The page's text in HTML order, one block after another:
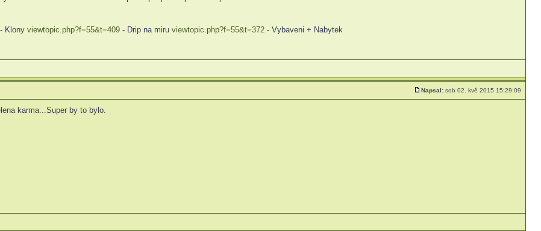
- Klony viewtopic.php?f=55&t=409 - Drip na miru viewtopic.php?f=55&t=372 - Vybaveni + Nabytek
Napsal: sob 02. kvě 2015 15:29:09
karma...Super by to bylo.